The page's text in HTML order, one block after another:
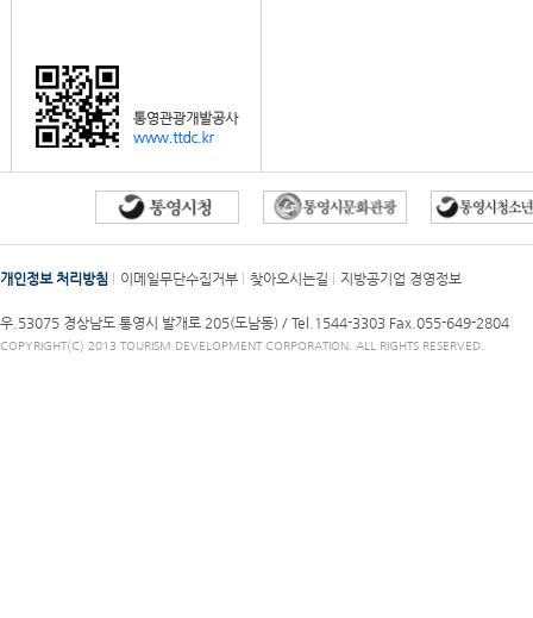
개인정보 처리방침 이메일무단수집거부 찾아오시는길 지방공기업 경영정보
우.53075 경상남도 통영시 발개로 205(도남동) / Tel.1544-3303 Fax.055-649-2804
COPYRIGHT(C) 2013 TOURISM DEVELOPMENT CORPORATION. ALL RIGHTS RESERVED.